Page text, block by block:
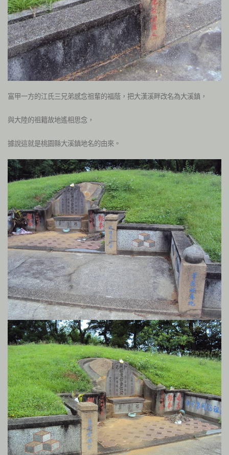
富甲一方的江氏三兄弟感念祖輩的福蔭，把大漢溪畔改名為大溪鎮，
與大陸的祖籍故地遙相思念，
據說這就是桃園縣大溪鎮地名的由來。